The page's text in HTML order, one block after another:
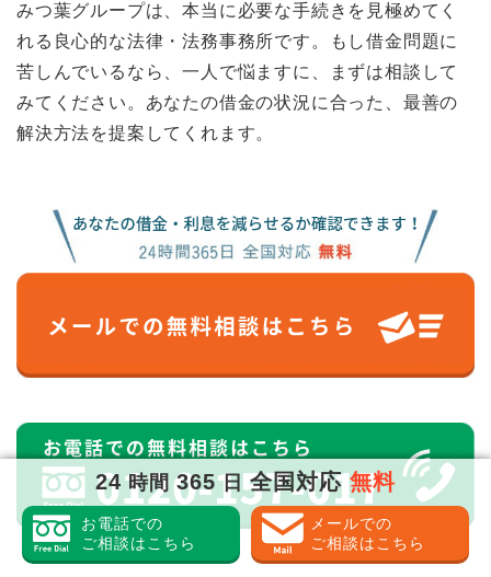
みつ葉グループは、本当に必要な手続きを見極めてく
れる良心的な法律・法務事務所です。もし借金問題に
苦しんでいるなら、一人で悩ますに、まずは相談して
みてください。あなたの借金の状況に合った、最善の
解決方法を提案してくれます。
24 時間365日 全国対応 無料
お電話での
ご相談はこちら
メールでの
ご相談はこちら